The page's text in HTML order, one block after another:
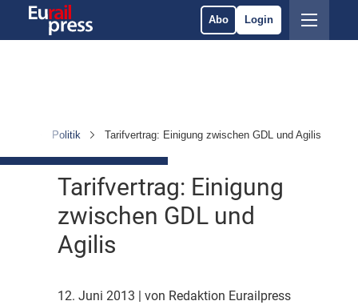
Abo Login
Politik Tarifvertrag: Einigung zwischen GDL und Agilis
Tarifvertrag: Einigung
zwischen GDL und
Agilis
12. Juni 2013 | von Redaktion Eurailpress